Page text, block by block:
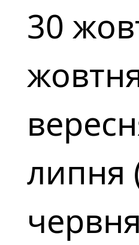
30
липня